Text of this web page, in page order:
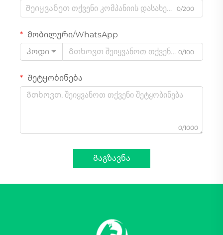
0/200
Მობილური/WhatsApp
Კოდი
0/100
Შეტყობინება
0/1000
Გაგზავნა